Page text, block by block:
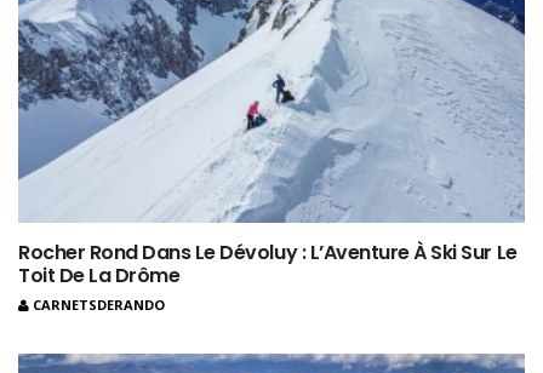
Rocher Rond Dans Le Dévoluy : L’Aventure À Ski Sur Le
Toit De La Drôme
CARNETSDERANDO